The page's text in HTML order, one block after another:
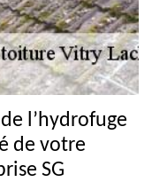
l’hydrofuge
de votre
SG